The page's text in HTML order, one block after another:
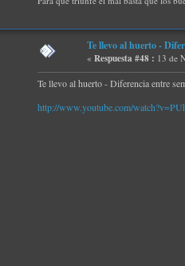
Te llevo al huerto -
«Respuesta #48 : 13 de
Te llevo al huerto - Diferencia entre
http://www.youtube.com/